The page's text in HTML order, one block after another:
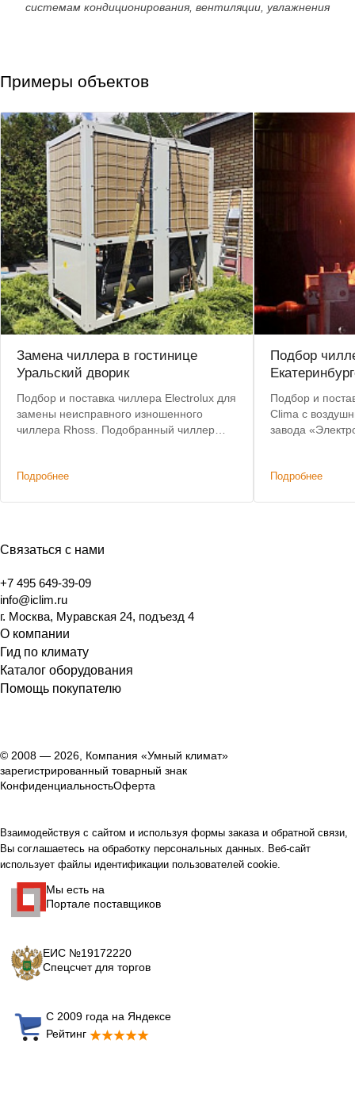
системам кондиционирования, вентиляции, увлажнения
Примеры объектов
Замена чиллера в гостинице
Уральский дворик
Подбор и поставка чиллера Electrolux для
замены неисправного изношенного
чиллера Rhoss. Подобранный чиллер
изменений.
Подробнее
Подбор
Подбор и
Clima с
завода
Подробнее
Связаться с нами
+7 495 649-39-09
info@iclim.ru
г. Москва, Муравская 24, подъезд 4
О компании
Гид по климату
Каталог оборудования
Помощь покупателю
© 2008 — 2026, Компания «Умный климат»
зарегистрированный товарный знак
КонфиденциальностьОферта
Взаимодействуя с сайтом и используя формы заказа и обратной связи,
Вы соглашаетесь на обработку персональных данных. Веб-сайт
использует файлы идентификации пользователей cookie.
Мы есть на
Портале поставщиков
ЕИС №19172220
Спецсчет для торгов
С 2009 года на Яндексе
Рейтинг